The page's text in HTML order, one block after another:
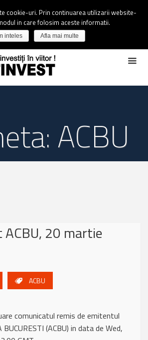
ACBU
ACBU, 20 martie
ACBU
comunicatul remis de emitentul
BUCURESTI (ACBU) in data de Wed,
cookie-uri. Prin continuarea utilizarii website-
in care folosim aceste informatii.
inteles Afla mai multe